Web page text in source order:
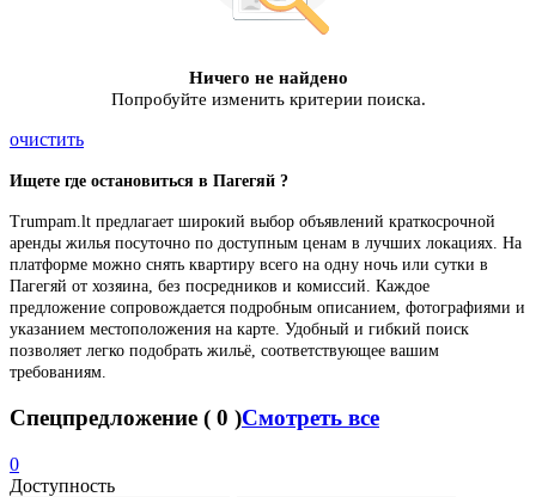
Ничего не найдено
Попробуйте изменить критерии поиска.
очистить
Ищете где остановиться в Пагегяй ?
Trumpam.lt предлагает широкий выбор объявлений краткосрочной
аренды жилья посуточно по доступным ценам в лучших локациях. На
платформе можно снять квартиру всего на одну ночь или сутки в
Пагегяй от хозяина, без посредников и комиссий. Каждое
предложение сопровождается подробным описанием, фотографиями и
указанием местоположения на карте. Удобный и гибкий поиск
позволяет легко подобрать жильё, соответствующее вашим
требованиям.
Спецпредложение ( 0 )Смотреть все
0
Доступность